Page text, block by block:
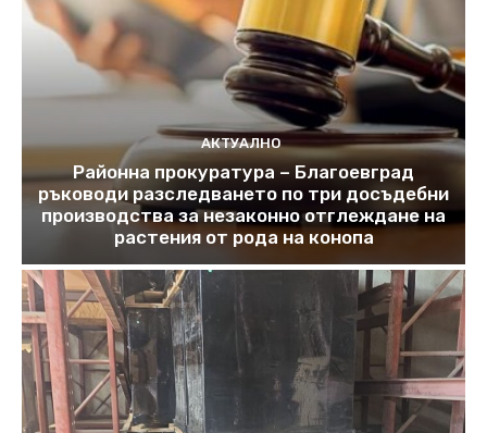
АКТУАЛНО
Районна прокуратура – Благоевград
ръководи разследването по три досъдебни
производства за незаконно отглеждане на
растения от рода на конопа